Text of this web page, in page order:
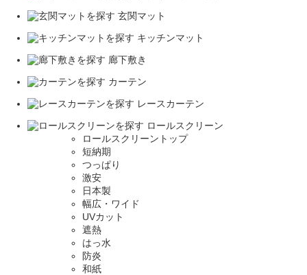
玄関マット
キッチンマット
廊下敷き
カーテン
レースカーテン
ロールスクリーン
ロールスクリーントップ
短納期
つっぱり
激安
日本製
幅広・ワイド
UVカット
遮熱
はっ水
防炎
和紙